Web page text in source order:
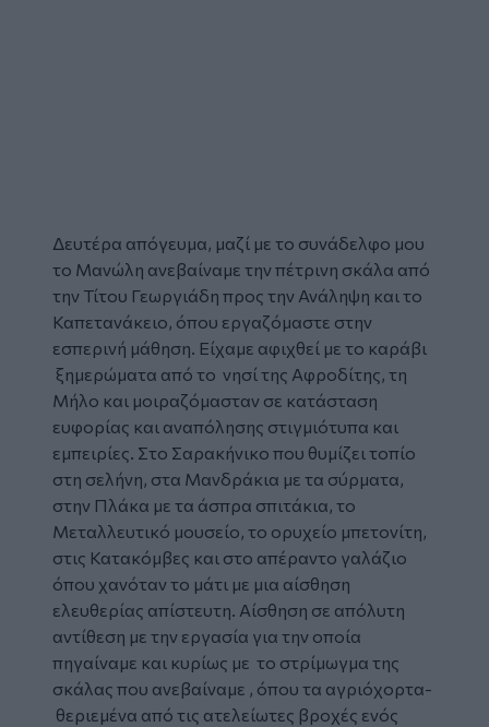
Δευτέρα απόγευμα, μαζί με το συνάδελφο μου
το Μανώλη ανεβαίναμε την πέτρινη σκάλα από
την Τίτου Γεωργιάδη προς την Ανάληψη και το
Καπετανάκειο, όπου εργαζόμαστε στην
εσπερινή μάθηση. Είχαμε αφιχθεί με το καράβι
ξημερώματα από το νησί της Αφροδίτης, τη
Μήλο και μοιραζόμασταν σε κατάσταση
ευφορίας και αναπόλησης στιγμιότυπα και
εμπειρίες. Στο Σαρακήνικο που θυμίζει τοπίο
στη σελήνη, στα Μανδράκια με τα σύρματα,
στην Πλάκα με τα άσπρα σπιτάκια, το
Μεταλλευτικό μουσείο, το ορυχείο μπετονίτη,
στις Κατακόμβες και στο απέραντο γαλάζιο
όπου χανόταν το μάτι με μια αίσθηση
ελευθερίας απίστευτη. Αίσθηση σε απόλυτη
αντίθεση με την εργασία για την οποία
πηγαίναμε και κυρίως με το στρίμωγμα της
σκάλας που ανεβαίναμε , όπου τα αγριόχορτα-
θεριεμένα από τις ατελείωτες βροχές ενός